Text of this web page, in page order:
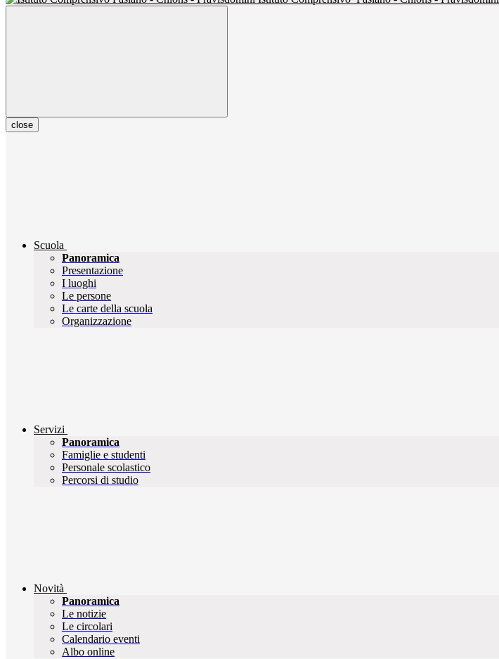
close
Scuola
Panoramica
Presentazione
I luoghi
Le persone
Le carte della scuola
Organizzazione
Servizi
Panoramica
Famiglie e studenti
Personale scolastico
Percorsi di studio
Novità
Panoramica
Le notizie
Le circolari
Calendario eventi
Albo online